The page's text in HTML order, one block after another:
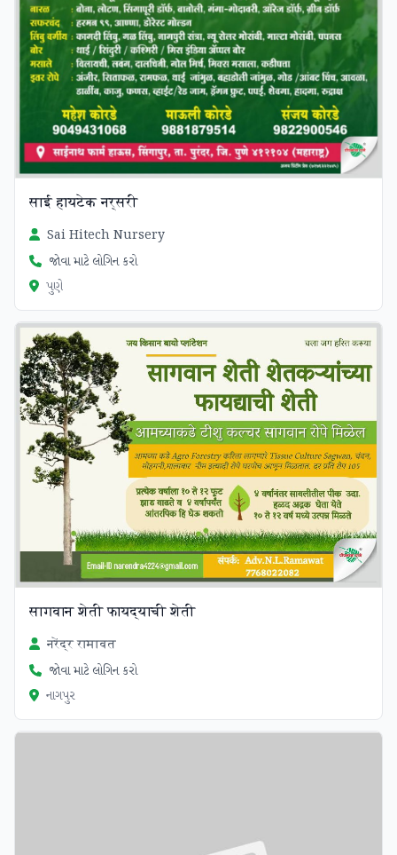
साई हायटेक नर्सरी
Sai Hitech Nursery
જોવા માટે લોગિન કરો
પુણે
सागवान शेती फायद्याची शेती
नरेंद्र रामावत
જોવા માટે લોગિન કરો
નાગપુર